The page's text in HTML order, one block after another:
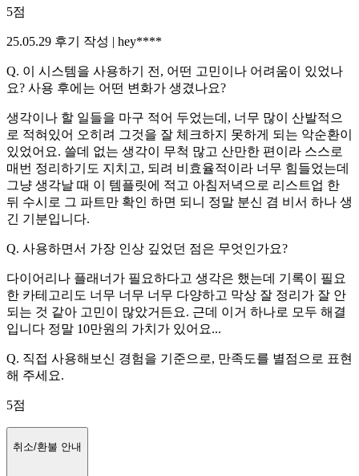
5점
25.05.29 후기 작성 | hey****
Q. 이 시스템을 사용하기 전, 어떤 고민이나 어려움이 있었나
요? 사용 후에는 어떤 변화가 생겼나요?
생각이나 할 일들을 마구 적어 두었는데, 너무 많이 산발적으
로 적혀있어 오히려 그것을 잘 체크하지 못하게 되는 악순환이
있었어요. 쓸데 없는 생각이 무척 많고 산만한 편이라 스스로
매번 정리하기도 지치고, 되려 비효율적이라 너무 힘들었는데
그냥 생각날 때 이 템플릿에 적고 아침저녁으로 리스트업 한
뒤 수시로 그 파트만 확인 하면 되니 정말 분신 겸 비서 하나 생
긴 기분입니다.
Q. 사용하면서 가장 인상 깊었던 점은 무엇인가요?
다이어리나 플래너가 필요하다고 생각은 했는데 기록이 필요
한 카테고리도 너무 너무 너무 다양하고 막상 잘 정리가 잘 안
되는 것 같아 고민이 많았거든요. 근데 이거 하나로 모두 해결
입니다 정말 10만원의 가치가 있어요...
Q. 직접 사용해보신 경험을 기준으로, 만족도를 별점으로 표현
해 주세요.
5점
취소/환불 안내